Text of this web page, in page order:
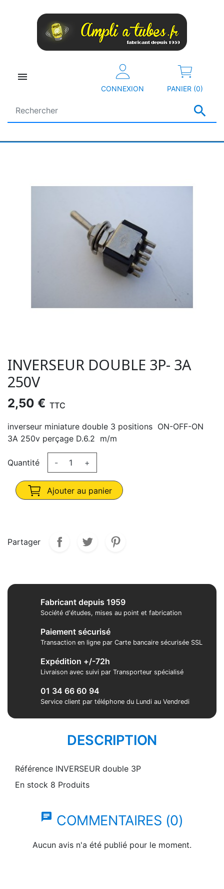


CONNEXION PANIER (0)
INVERSEUR DOUBLE 3P- 3A
250V
2,50 € TTC
inverseur miniature double 3 positions ON-OFF-ON
3A 250v perçage D.6.2 m/m
Quantité - +
Ajouter au panier
Partager
Fabricant depuis 1959
Société d'études, mises au point et fabrication
Paiement sécurisé
Transaction en ligne par Carte bancaire sécurisée SSL
Expédition +/-72h
Livraison avec suivi par Transporteur spécialisé
01 34 66 60 94
Service client par téléphone du Lundi au Vendredi
DESCRIPTION
Référence INVERSEUR double 3P
En stock 8 Produits
chat COMMENTAIRES (0)
Aucun avis n'a été publié pour le moment.